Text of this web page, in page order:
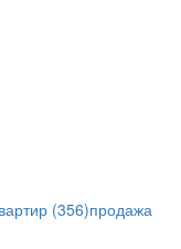
(356)продажа